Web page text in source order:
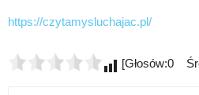
https://czytamysluchajac.pl/
[Głosów:0